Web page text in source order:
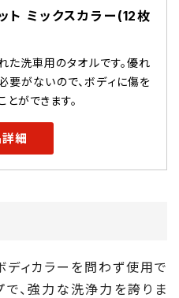
ト ミックスカラー(12枚
た洗車用のタオルです。優れ
要がないので、ボディに傷を
とができます。
細
ディカラーを問わず使用で
で、強力な洗浄力を誇りま